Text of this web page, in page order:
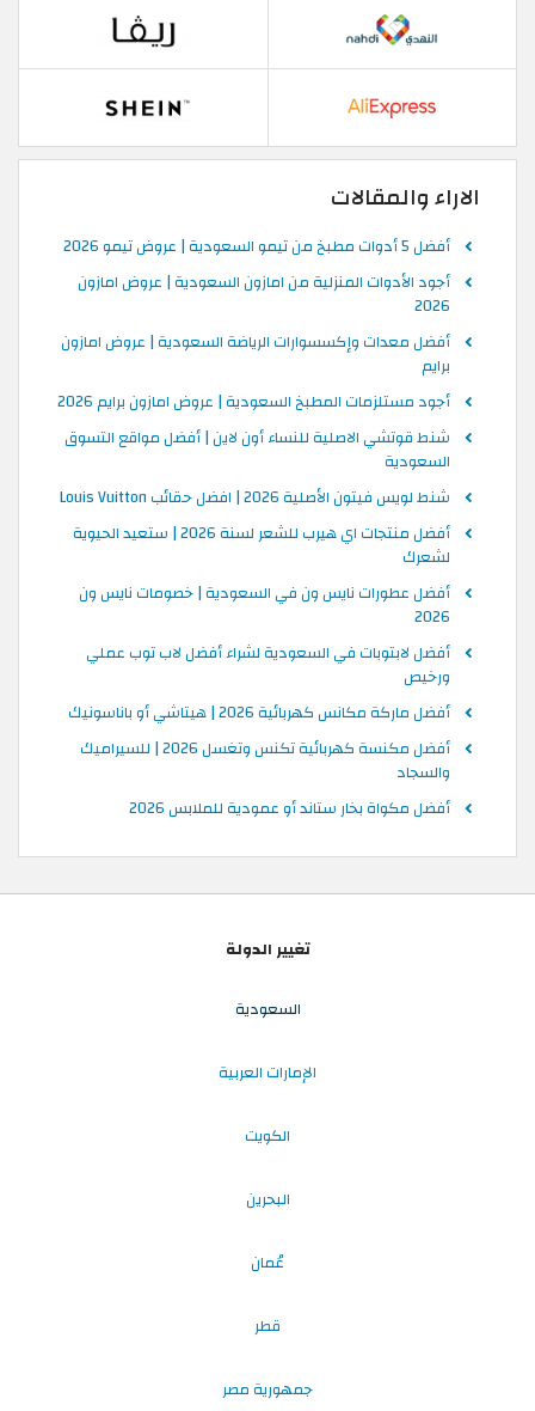
الاراء والمقالات
أفضل 5 أدوات مطبخ من تيمو السعودية | عروض تيمو 2026
أجود الأدوات المنزلية من امازون السعودية | عروض امازون
2026
أفضل معدات وإكسسوارات الرياضة السعودية | عروض امازون
برايم
أجود مستلزمات المطبخ السعودية | عروض امازون برايم 2026
شنط قوتشي الاصلية للنساء أون لاين | أفضل مواقع التسوق
السعودية
شنط لويس فيتون الأصلية 2026 | افضل حقائب Louis Vuitton
أفضل منتجات اي هيرب للشعر لسنة 2026 | ستعيد الحيوية
لشعرك
أفضل عطورات نايس ون في السعودية | خصومات نايس ون
2026
أفضل لابتوبات في السعودية لشراء أفضل لاب توب عملي
ورخيص
أفضل ماركة مكانس كهربائية 2026 | هيتاشي أو باناسونيك
أفضل مكنسة كهربائية تكنس وتغسل 2026 | للسيراميك
والسجاد
أفضل مكواة بخار ستاند أو عمودية للملابس 2026
تغيير الدولة
السعودية
الإمارات العربية
الكويت
البحرين
عُمان
قطر
جمهورية مصر